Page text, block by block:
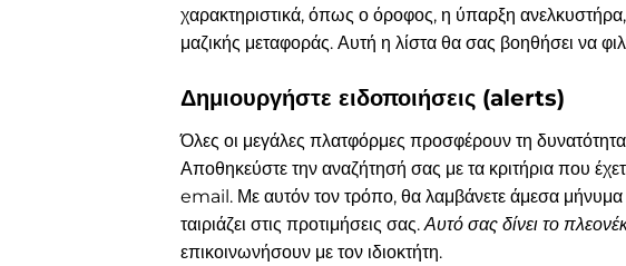
χαρακτηριστικά, όπως ο όροφος, η ύπαρξη
μαζικής μεταφοράς. Αυτή η λίστα θα σας βοηθήσει να
Δημιουργήστε ειδοποιήσεις (alerts)
Όλες οι μεγάλες πλατφόρμες προσφέρουν τη
Αποθηκεύστε την αναζήτησή σας με τα κριτήρια που
email. Με αυτόν τον τρόπο, θα λαμβάνετε άμεσα μήνυμα
ταιριάζει στις προτιμήσεις σας.Αυτό σας δίνει το
επικοινωνήσουν με τον ιδιοκτήτη.